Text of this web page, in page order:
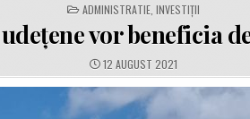
POSTED
IN
ADMINISTRATIE ,INVESTIȚII
vor beneficia
PUBLISHED
DATE:
12 AUGUST 2021